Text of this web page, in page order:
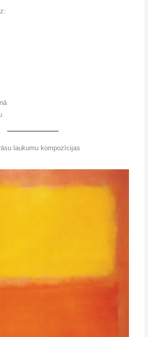
laukumu kompozīcijas